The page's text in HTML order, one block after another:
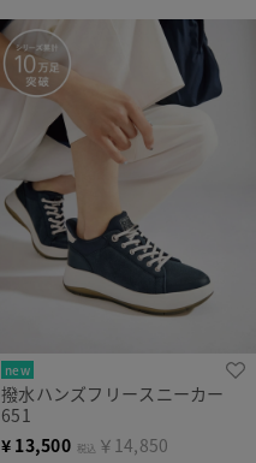
new
撥水ハンズフリースニーカー
651
¥ 13,500 税込 ￥14,850